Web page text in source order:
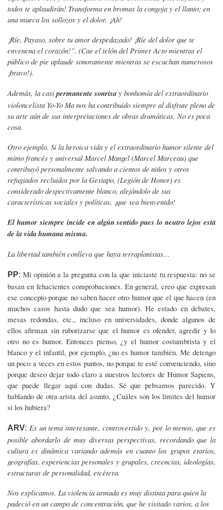
todos te aplaudirán! Transforma en bromas la congoja y el llanto; en
una mueca los sollozos y el dolor. ¡Ah!
¡Ríe, Payaso, sobre tu amor despedazado! ¡Ríe del dolor que te
envenena el corazón!”. (Cae el telón del Primer Acto mientras el
público de pie aplaude sonoramente mientras se escuchan numerosos
¡bravo!).
Además, la casi permanente sonrisa y bonhomía del extraordinario
violoncelista Yo-Yo Ma nos ha contribuido siempre al disfrute pleno de
su arte aún de sus interpretaciones de obras dramáticas. No es poca
cosa.
Otro ejemplo. Si la heroica vida y el extraordinario humor silente del
mimo francés y universal Marcel Mangel (Marcel Marceau) que
contribuyó personalmente salvando a cientos de niños y otros
refugiados recluidos por la Gestapo, (Legión de Honor) es
considerado despectivamente blanco, alejándolo de sus
características sociales y políticas, ¡que sea bienvenido!
El humor siempre incide en algún sentido pues lo neutro lejos está
de la vida humana misma.
La libertad también conlleva que haya terraplanistas…
PP: Mi opinión a la pregunta con la que iniciaste tu respuesta: no se
basan en fehacientes comprobaciones. En general, creo que expresan
ese concepto porque no saben hacer otro humor que el que hacen (en
muchos casos hasta dudo que sea humor). He estado en debates,
mesas redondas, etc., incluso en universidades, donde algunos de
ellos afirman sin ruborizarse que el humor es ofender, agredir y lo
otro no es humor. Entonces pienso, ¿y el humor costumbrista y el
blanco y el infantil, por ejemplo, ¿no es humor también. Me detengo
un poco a veces en estos puntos, no porque te esté convenciendo, sino
porque deseo dejar todo claro a nuestros lectores de Humor Sapiens,
que puede llegar aquí con dudas. Sé que pebsamos parecido. Y
hablando de otra arista del asunto, ¿Cuáles son los límites del humor
si los hubiera?
ARV: Es un tema interesante, controvertido y, por lo menos, que es
posible abordarlo de muy diversas perspectivas, recordando que la
cultura es dinámica variando además en cuanto los grupos etarios,
geografías, experiencias personales y grupales, creencias, ideologías,
estructuras de personalidad, etcétera.
Nos explicamos. La violencia armada es muy distinta para quien la
padeció en un campo de concentración, que he visitado varios, a los